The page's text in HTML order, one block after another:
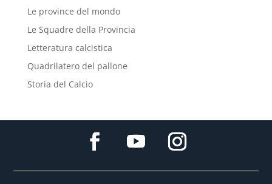
Le province del mondo
Le Squadre della Provincia
Letteratura calcistica
Quadrilatero del pallone
Storia del Calcio